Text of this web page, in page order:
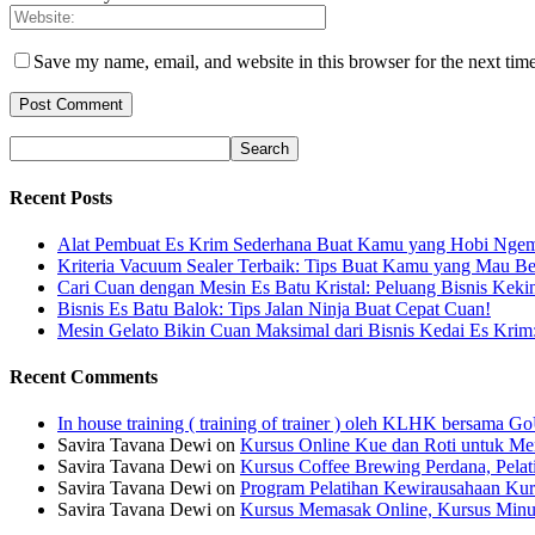
Save my name, email, and website in this browser for the next
Recent Posts
Alat Pembuat Es Krim Sederhana Buat Kamu yang Hobi
Kriteria Vacuum Sealer Terbaik: Tips Buat Kamu yang Mau
Cari Cuan dengan Mesin Es Batu Kristal: Peluang Bisnis
Bisnis Es Batu Balok: Tips Jalan Ninja Buat Cepat Cuan!
Mesin Gelato Bikin Cuan Maksimal dari Bisnis Kedai Es
Recent Comments
In house training ( training of trainer ) oleh KLHK bersama
Savira Tavana Dewi on Kursus Online Kue dan Roti untuk
Savira Tavana Dewi on Kursus Coffee Brewing Perdana,
Savira Tavana Dewi on Program Pelatihan Kewirausahaan
Savira Tavana Dewi on Kursus Memasak Online, Kursus